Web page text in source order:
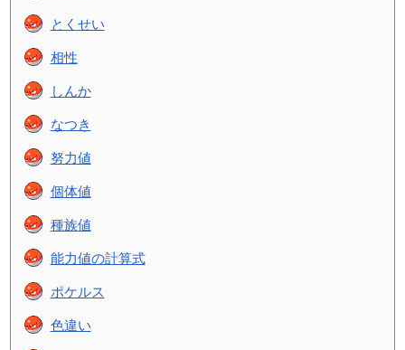
とくせい
相性
しんか
なつき
努力値
個体値
種族値
能力値の計算式
ポケルス
色違い